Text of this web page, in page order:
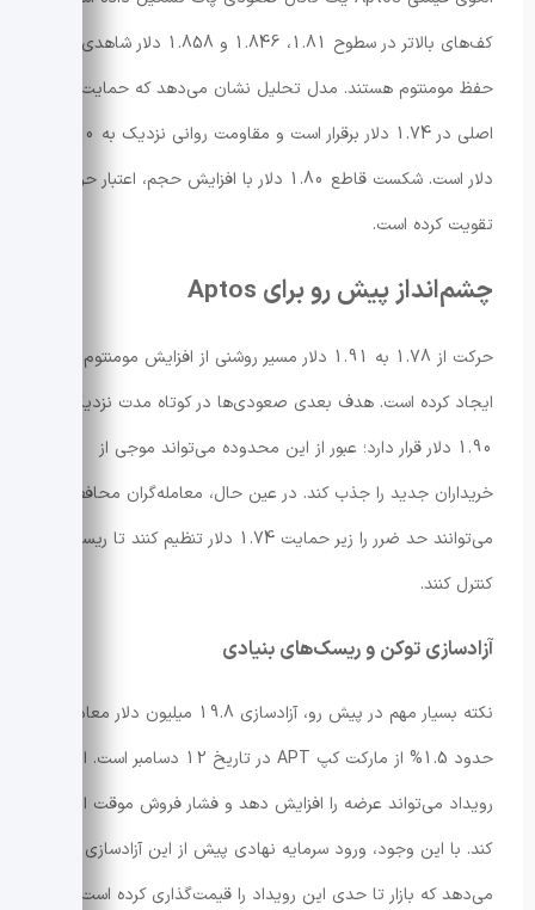
کف‌های بالاتر در سطوح 1.81، 1.846 و 1.858 دلار شاهدی بر
حفظ مومنتوم هستند. مدل تحلیل نشان می‌دهد که حمایت
اصلی در 1.74 دلار برقرار است و مقاومت روانی نزدیک به 1.90
دلار است. شکست قاطع 1.80 دلار با افزایش حجم، اعتبار حرکت را
تقویت کرده است.
چشم‌انداز پیش رو برای Aptos
حرکت از 1.78 به 1.91 دلار مسیر روشنی از افزایش مومنتوم
ایجاد کرده است. هدف بعدی صعودی‌ها در کوتاه مدت نزدیک به
1.90 دلار قرار دارد؛ عبور از این محدوده می‌تواند موجی از
خریداران جدید را جذب کند. در عین حال، معامله‌گران محافظه‌کار
می‌توانند حد ضرر را زیر حمایت 1.74 دلار تنظیم کنند تا ریسک را
کنترل کنند.
آزادسازی توکن و ریسک‌های بنیادی
نکته بسیار مهم در پیش رو، آزادسازی 19.8 میلیون دلار معادل
حدود 1.5% از مارکت کپ APT در تاریخ 12 دسامبر است. این
رویداد می‌تواند عرضه را افزایش دهد و فشار فروش موقت ایجاد
کند. با این وجود، ورود سرمایه نهادی پیش از این آزادسازی نشان
می‌دهد که بازار تا حدی این رویداد را قیمت‌گذاری کرده است یا